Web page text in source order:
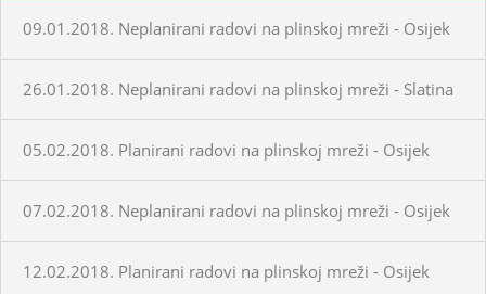
09.01.2018. Neplanirani radovi na plinskoj mreži - Osijek
26.01.2018. Neplanirani radovi na plinskoj mreži - Slatina
05.02.2018. Planirani radovi na plinskoj mreži - Osijek
07.02.2018. Neplanirani radovi na plinskoj mreži - Osijek
12.02.2018. Planirani radovi na plinskoj mreži - Osijek